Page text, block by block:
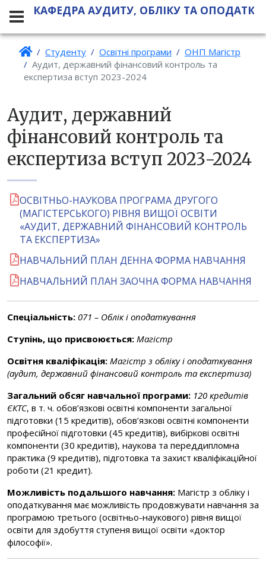
КАФЕДРА АУДИТУ, ОБЛІКУ ТА
Студенту Освітні програми
ОНП Магістр
Аудит, державний фінансовий контроль та
експертиза вступ 2023-2024
Аудит, державний
фінансовий контроль та
експертиза вступ 2023-2024
ОСВІТНЬО-НАУКОВА ПРОГРАМА ДРУГОГО
(МАГІСТЕРСЬКОГО) РІВНЯ ВИЩОЇ ОСВІТИ
«АУДИТ, ДЕРЖАВНИЙ ФІНАНСОВИЙ КОНТРОЛЬ
ТА ЕКСПЕРТИЗА»
НАВЧАЛЬНИЙ ПЛАН ДЕННА ФОРМА НАВЧАННЯ
НАВЧАЛЬНИЙ ПЛАН ЗАОЧНА ФОРМА НАВЧАННЯ
Спеціальність: 071 – Облік і оподаткування
Ступінь, що присвоюється: Магістр
Освітня кваліфікація: Магістр з обліку і оподаткування
(аудит, державний фінансовий контроль та експертиза)
Загальний обсяг навчальної програми: 120 кредитів
ЄКТС, в т. ч. обов’язкові освітні компоненти загальної
підготовки (15 кредитів), обов’язкові освітні компоненти
професійної підготовки (45 кредитів), вибіркові освітні
компоненти (30 кредитів), наукова та переддипломна
практика (9 кредитів), підготовка та захист кваліфікаційної
роботи (21 кредит).
Можливість подальшого навчання: Магістр з обліку і
оподаткування має можливість продовжувати навчання за
програмою третього (освітньо-наукового) рівня вищої
освіти для здобуття ступеня вищої освіти «доктор
філософії».